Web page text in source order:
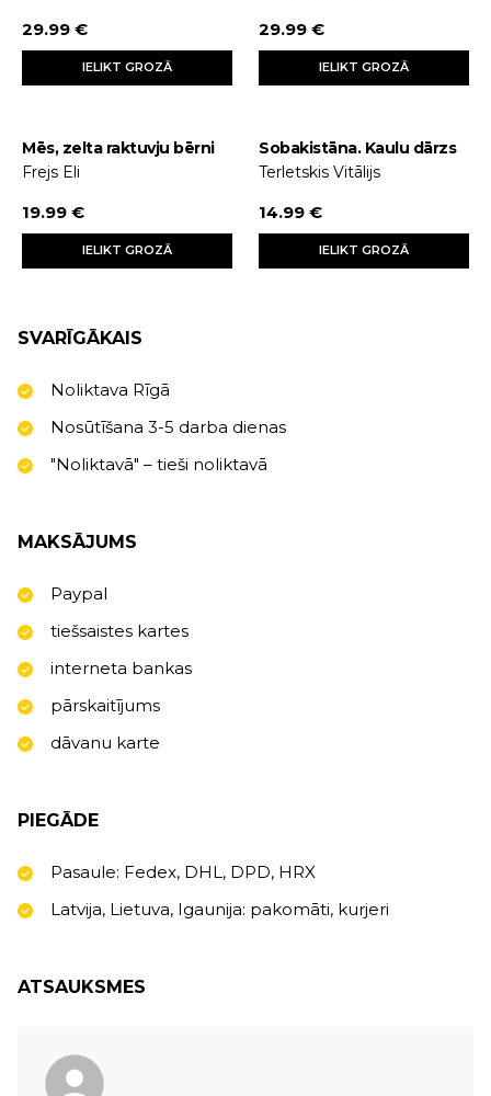
29.99 €
IELIKT GROZĀ
29.99 €
IELIKT GROZĀ
Mēs, zelta raktuvju bērni
Frejs Eli
19.99 €
IELIKT GROZĀ
Sobakistāna. Kaulu dārzs
Terletskis Vitālijs
14.99 €
IELIKT GROZĀ
SVARĪGĀKAIS
Noliktava Rīgā
Nosūtīšana 3-5 darba dienas
"Noliktavā" – tieši noliktavā
MAKSĀJUMS
Paypal
tiešsaistes kartes
interneta bankas
pārskaitījums
dāvanu karte
PIEGĀDE
Pasaule: Fedex, DHL, DPD, HRX
Latvija, Lietuva, Igaunija: pakomāti, kurjeri
ATSAUKSMES